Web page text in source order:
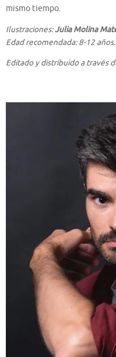
mismo tiempo.
Ilustraciones:Julia Molina
Edad recomendada: 8-12 años.
Editado y distribuido a través